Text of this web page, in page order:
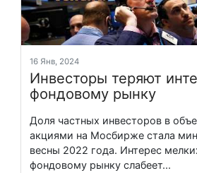
16 Янв, 2024
Инвесторы теряют
фондовому рынку
Доля частных инвесторов в
акциями на Мосбирже стала
весны 2022 года. Интерес
фондовому рынку слабеет...